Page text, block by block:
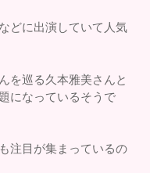
どに出演していて人気
を巡る久本雅美さんと
になっているそうで
注目が集まっているの